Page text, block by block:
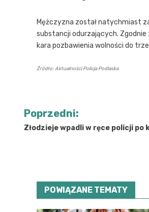
Mężczyzna został natychmiast
substancji odurzających.
kara pozbawienia wolności do
Źródło: Aktualności Policja Podlaska
Nawigacja
wpisu
Poprzedni:
Złodzieje wpadli w ręce policji po
POWIĄZANE TEMATY